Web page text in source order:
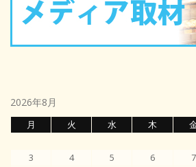
2026年8月
月 火 水 木
3
4 5 6 7